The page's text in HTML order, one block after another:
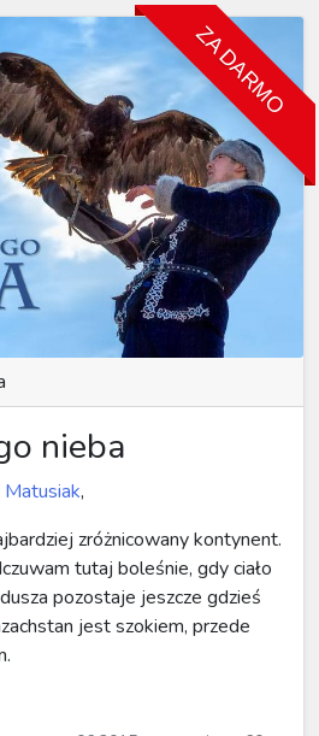
ZA DARMO
nieba
,
zróżnicowany kontynent.
tutaj boleśnie, gdy ciało
pozostaje jeszcze gdzieś
jest szokiem, przede